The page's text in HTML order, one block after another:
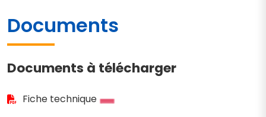
Documents
Documents à télécharger
Fiche technique